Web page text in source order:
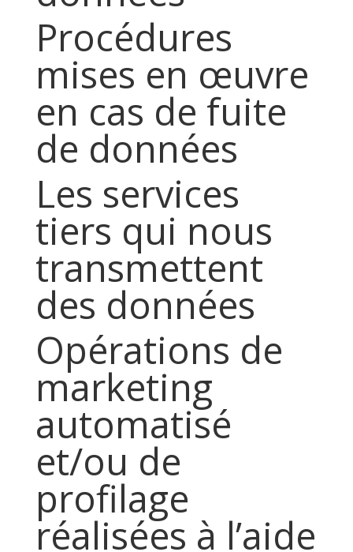
Procédures
mises en œuvre
en cas de fuite
de données
Les services
tiers qui nous
transmettent
des données
Opérations de
marketing
automatisé
et/ou de
profilage
réalisées à l’aide